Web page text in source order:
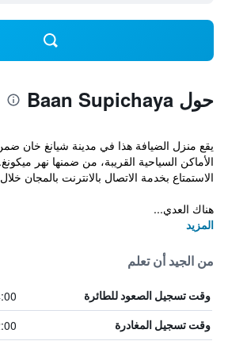
حول Baan Supichaya
يقع منزل الضيافة هذا في مدينة شيانغ خان
الأماكن السياحية القريبة، من ضمنها نهر
الاستمتاع بخدمة الاتصال بالانترنت بالمجان
هناك العدي...
المزيد
من الجيد أن تعلم
وقت تسجيل الصعود للطائرة
وقت تسجيل المغادرة